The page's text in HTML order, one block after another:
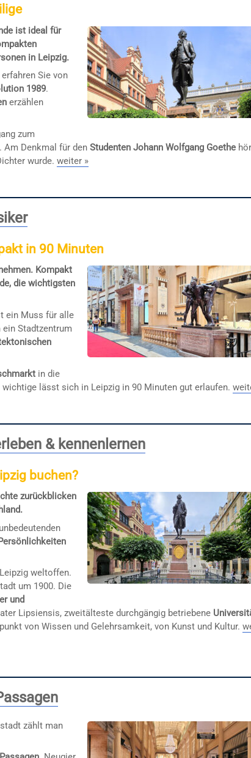
ist ideal für
in Leipzig.
Sie von
1989.
erzählen
zum
Am Denkmal für denStudenten Johann Wolfgang Goethe
wurde.weiter »
in 90 Minuten
Kompakt
die wichtigsten
ein Muss für alle
ein Stadtzentrum
in die
lässt sich in Leipzig in 90 Minuten gut erlaufen.
& kennenlernen
buchen?
zurückblicken
weltoffen.
um 1900. Die
und
Lipsiensis, zweitälteste durchgängig betriebene
von Wissen und Gelehrsamkeit, von Kunst und Kultur.
zählt man